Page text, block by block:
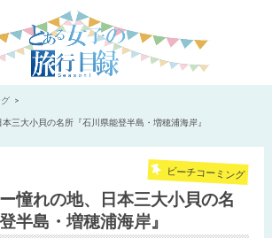
三大小貝の名所『石川県能登半島・増穂浦海岸』
ビーチコーミング
憧れの地、日本三大小貝の名
半島・増穂浦海岸』